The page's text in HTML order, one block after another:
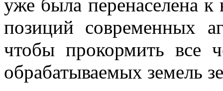
уже была перенаселена
позиций современных
чтобы прокормить все
обрабатываемых земель